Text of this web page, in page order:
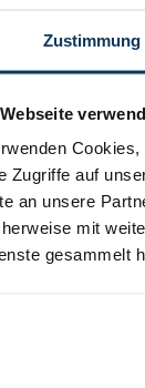
Zustimmung
Zugriffe auf
an unsere
mit
gesammelt
daher
oder